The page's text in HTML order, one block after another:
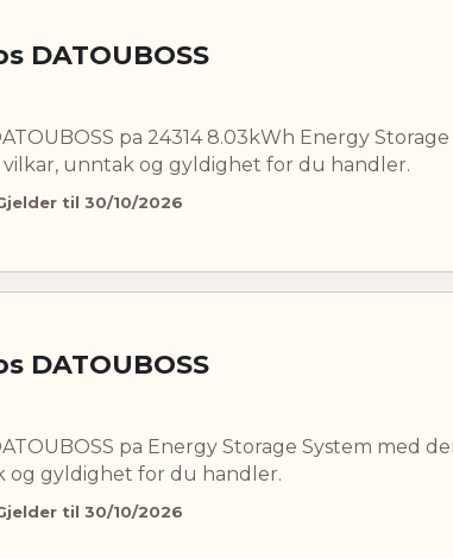
DATOUBOSS
pa 24314 8.03kWh Energy
unntak og gyldighet for du handler.
til 30/10/2026
DATOUBOSS
pa Energy Storage System med
og gyldighet for du handler.
til 30/10/2026